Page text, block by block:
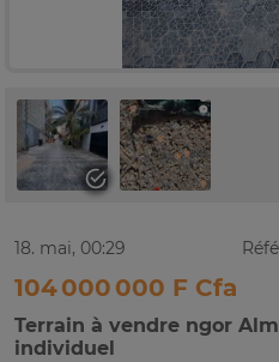
18. mai, 00:29
104 000 000 F Cfa
Terrain à vendre ngor
individuel